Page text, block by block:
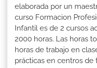
elaborada por un
curso Formacion
Infantil es de 2 cursos
2000 horas. Las horas
horas de trabajo en
prácticas en centros de